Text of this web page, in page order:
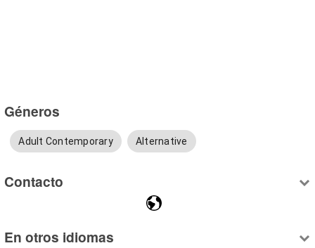
Géneros
Adult Contemporary Alternative
Contacto
En otros idiomas